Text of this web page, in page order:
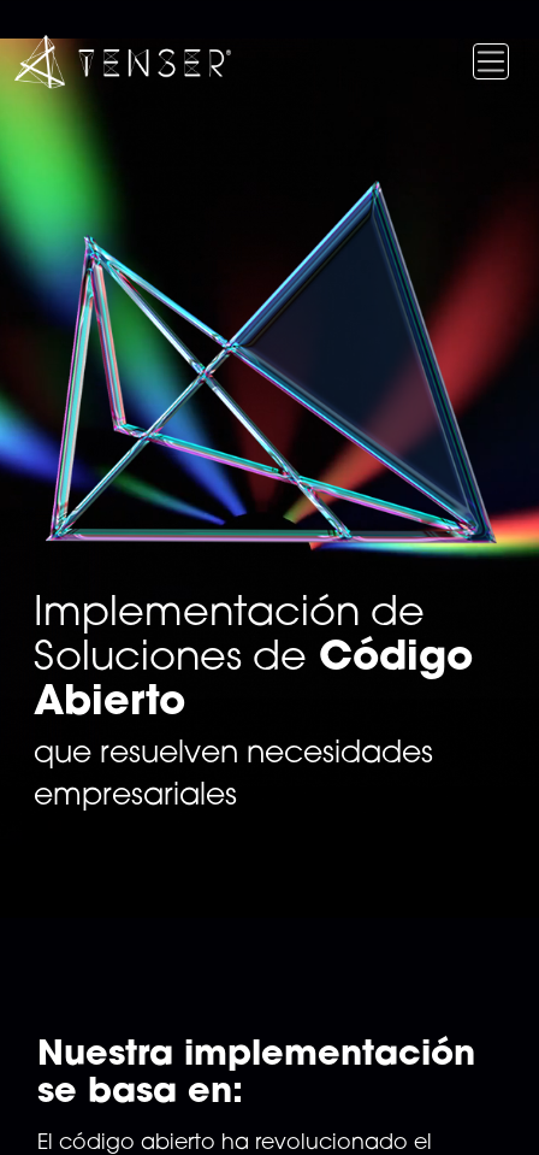
Implementación de
Soluciones de Código
Abierto
que resuelven necesidades
empresariales
Nuestra implementación
se basa en:
El código abierto ha revolucionado el